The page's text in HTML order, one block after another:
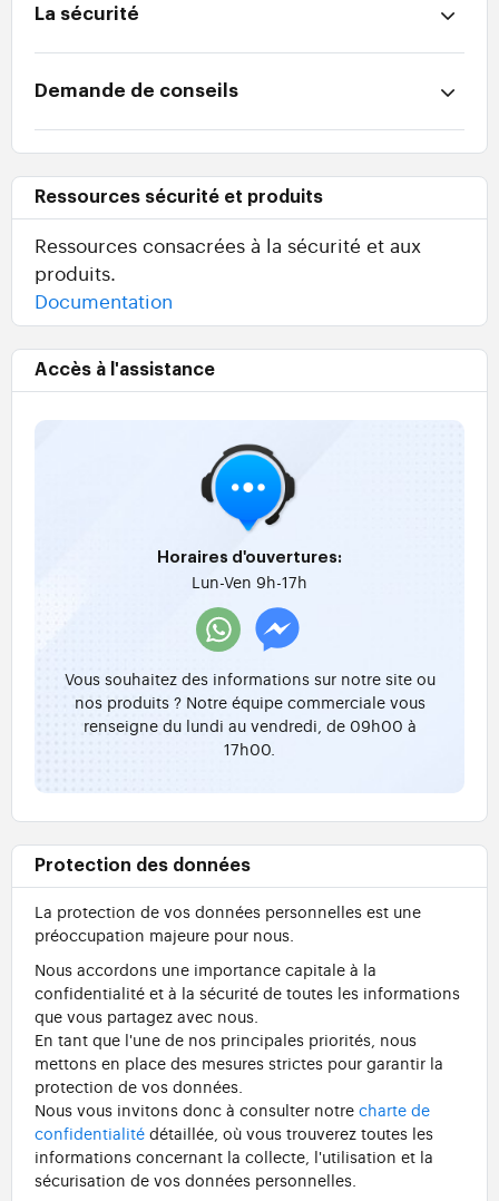
La sécurité
Demande de conseils
Ressources sécurité et produits
Ressources consacrées à la sécurité et aux
produits.
Documentation
Accès à l'assistance
Horaires d'ouvertures:
Lun-Ven 9h-17h
Vous souhaitez des informations sur notre site ou
nos produits ? Notre équipe commerciale vous
renseigne du lundi au vendredi, de 09h00 à
17h00.
Protection des données
La protection de vos données personnelles est une
préoccupation majeure pour nous.
Nous accordons une importance capitale à la
confidentialité et à la sécurité de toutes les informations
que vous partagez avec nous.
En tant que l'une de nos principales priorités, nous
mettons en place des mesures strictes pour garantir la
protection de vos données.
Nous vous invitons donc à consulter notre charte de
confidentialité détaillée, où vous trouverez toutes les
informations concernant la collecte, l'utilisation et la
sécurisation de vos données personnelles.